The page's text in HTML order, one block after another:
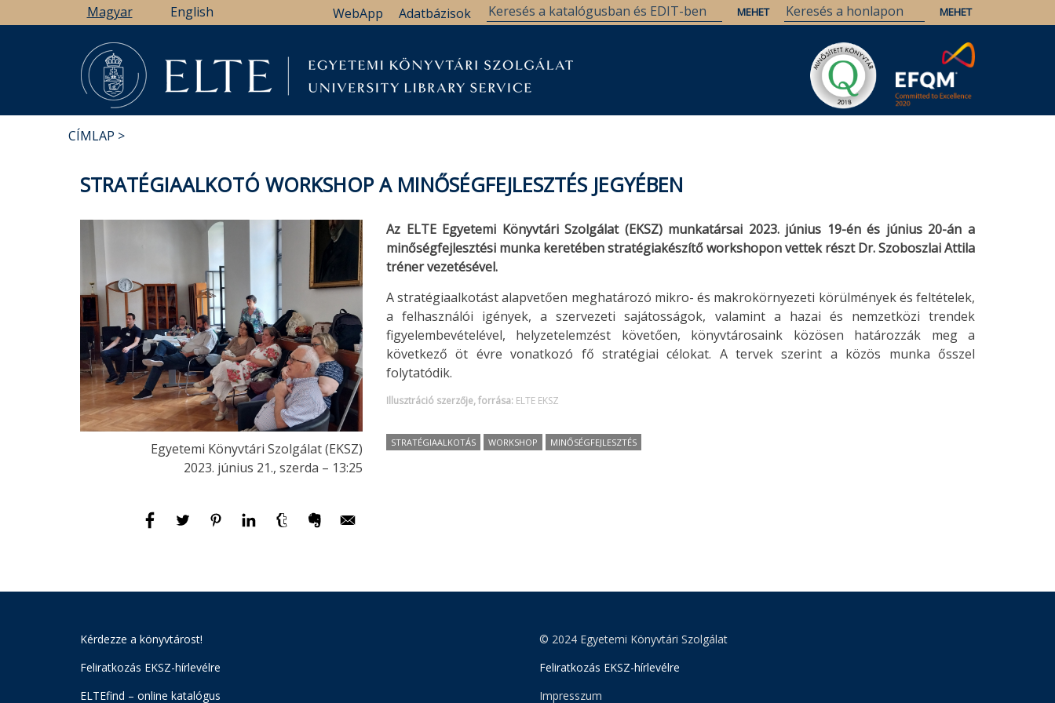
a
Magyar English Adatbázisok
WebApp
CÍMLAP
STRATÉGIAALKOTÓ WORKSHOP A MINŐSÉGFEJLESZTÉS JEGYÉBEN
Egyetemi Könyvtári Szolgálat (EKSZ)
2023. június 21., szerda – 13:25
Az ELTE Egyetemi Könyvtári Szolgálat (EKSZ) munkatársai 2023. június 19-én és június 20-án a
minőségfejlesztési munka keretében stratégiakészítő workshopon vettek részt Dr. Szoboszlai Attila
tréner vezetésével.
A stratégiaalkotást alapvetően meghatározó mikro- és makrokörnyezeti körülmények és feltételek,
a felhasználói igények, a szervezeti sajátosságok, valamint a hazai és nemzetközi trendek
figyelembevételével, helyzetelemzést követően, könyvtárosaink közösen határozzák meg a
következő öt évre vonatkozó fő stratégiai célokat. A tervek szerint a közös munka ősszel
folytatódik.
Illusztráció szerzője, forrása: ELTE EKSZ
STRATÉGIAALKOTÁS WORKSHOP MINŐSÉGFEJLESZTÉS
Kérdezze a könyvtárost!
Feliratkozás EKSZ-hírlevélre
ELTEfind – online katalógus
© 2024 Egyetemi Könyvtári Szolgálat
Feliratkozás EKSZ-hírlevélre
Impresszum